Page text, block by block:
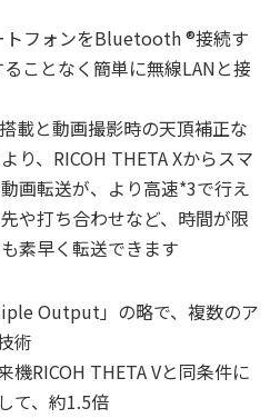
トフォンをBluetooth ®接続す
ことなく簡単に無線LANと接
載と動画撮影時の天頂補正な
り、RICOH THETA Xからスマ
画転送が、より高速*3で行え
や打ち合わせなど、時間が限
素早く転送できます
Output」の略で、複数のア
術
機RICOH THETA Vと同条件に
て、約1.5倍